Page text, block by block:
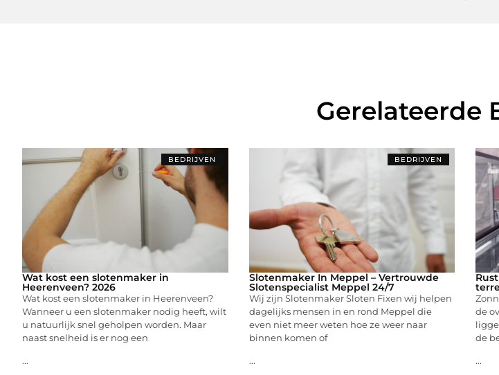
Gerelateerde
BEDRIJVEN
Wat kost een slotenmaker in
Heerenveen? 2026
Wat kost een slotenmaker in Heerenveen?
Wanneer u een slotenmaker nodig heeft, wilt
u natuurlijk snel geholpen worden. Maar
naast snelheid is er nog een
...
BEDRIJVEN
Slotenmaker In Meppel – Vertrouwde
Slotenspecialist Meppel 24/7
Wij zijn Slotenmaker Sloten Fixen wij helpen
dagelijks mensen in en rond Meppel die
even niet meer weten hoe ze weer naar
binnen komen of
...
de
de
...